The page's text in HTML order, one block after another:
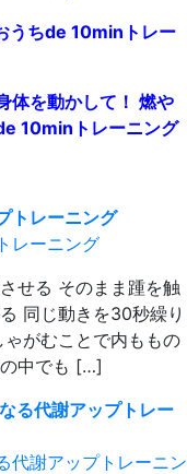
うちde 10minトレー
体を動かして！ 燃や
10minトレーニング
レーニング
せる そのまま踵を触
同じ動きを30秒繰り
がむことで内ももの
の中でも […]
代謝アップトレーニン